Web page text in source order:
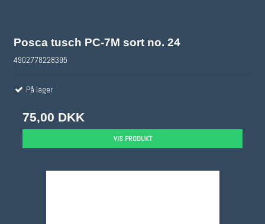
Posca tusch PC-7M sort no. 24
4902778228395
På lager
75,00 DKK
VIS PRODUKT